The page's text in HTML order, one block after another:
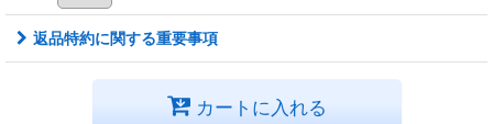
返品特約に関する重要事項
カートに入れる